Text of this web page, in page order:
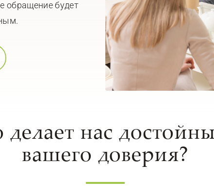
обращение будет
делает нас
вашего доверия?